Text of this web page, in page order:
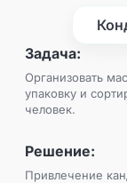
Задача:
Организовать
упаковку и
человек.
Решение:
Привлечение